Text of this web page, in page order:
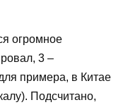
огромное
3 –
примера, в Китае
Подсчитано,